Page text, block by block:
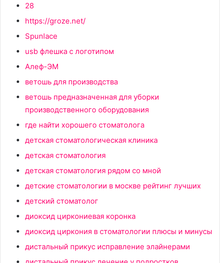
28
https://groze.net/
Spunlace
usb флешка с логотипом
Алеф-ЭМ
ветошь для производства
ветошь предназначенная для уборки
производственного оборудования
где найти хорошего стоматолога
детская стоматологическая клиника
детская стоматология
детская стоматология рядом со мной
детские стоматологии в москве рейтинг лучших
детский стоматолог
диоксид циркониевая коронка
диоксид циркония в стоматологии плюсы и минусы
дистальный прикус исправление элайнерами